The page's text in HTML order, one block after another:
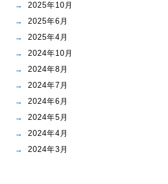
2025年10月
2025年6月
2025年4月
2024年10月
2024年8月
2024年7月
2024年6月
2024年5月
2024年4月
2024年3月